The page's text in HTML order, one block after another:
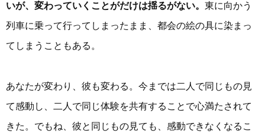
いが、変わっていくことがだけは揺るがない。 東に向かう
列車に乗って行ってしまったまま、都会の絵の具に染まっ
てしまうこともある。
あなたが変わり、彼も変わる。今までは二人で同じもの見
て感動し、二人で同じ体験を共有することで心満たされて
きた。でもね、彼と同じもの見ても、感動できなくなるこ